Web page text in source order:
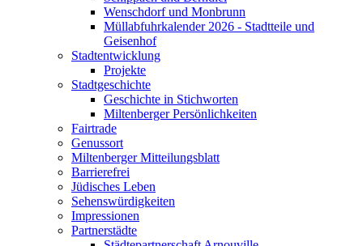
Wenschdorf und Monbrunn
Müllabfuhrkalender 2026 - Stadtteile und
Geisenhof
Stadtentwicklung
Projekte
Stadtgeschichte
Geschichte in Stichworten
Miltenberger Persönlichkeiten
Fairtrade
Genussort
Miltenberger Mitteilungsblatt
Barrierefrei
Jüdisches Leben
Sehenswürdigkeiten
Impressionen
Partnerstädte